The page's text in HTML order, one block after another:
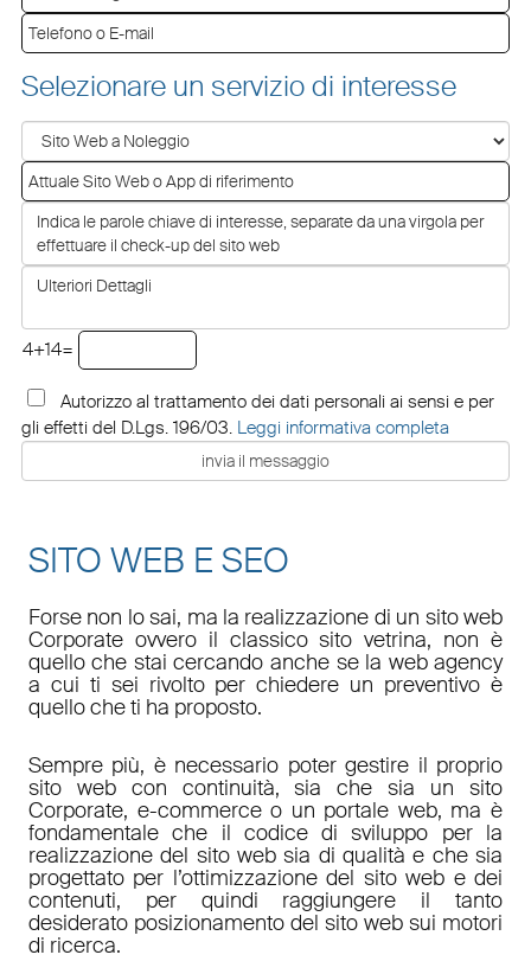
Selezionare un servizio di interesse
4+14=
Autorizzo al trattamento dei dati personali ai sensi e per
gli effetti del D.Lgs. 196/03. Leggi informativa completa
SITO WEB E SEO
Forse non lo sai, ma la realizzazione di un sito web
Corporate ovvero il classico sito vetrina, non è
quello che stai cercando anche se la web agency
a cui ti sei rivolto per chiedere un preventivo è
quello che ti ha proposto.
Sempre più, è necessario poter gestire il proprio
sito web con continuità, sia che sia un sito
Corporate, e-commerce o un portale web, ma è
fondamentale che il codice di sviluppo per la
realizzazione del sito web sia di qualità e che sia
progettato per l’ottimizzazione del sito web e dei
contenuti, per quindi raggiungere il tanto
desiderato posizionamento del sito web sui motori
di ricerca.